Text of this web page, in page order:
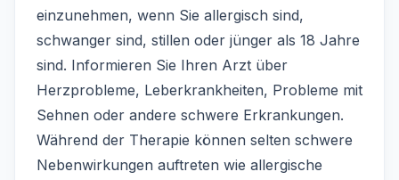
einzunehmen, wenn Sie allergisch sind,
schwanger sind, stillen oder jünger als 18 Jahre
sind. Informieren Sie Ihren Arzt über
Herzprobleme, Leberkrankheiten, Probleme mit
Sehnen oder andere schwere Erkrankungen.
Während der Therapie können selten schwere
Nebenwirkungen auftreten wie allergische